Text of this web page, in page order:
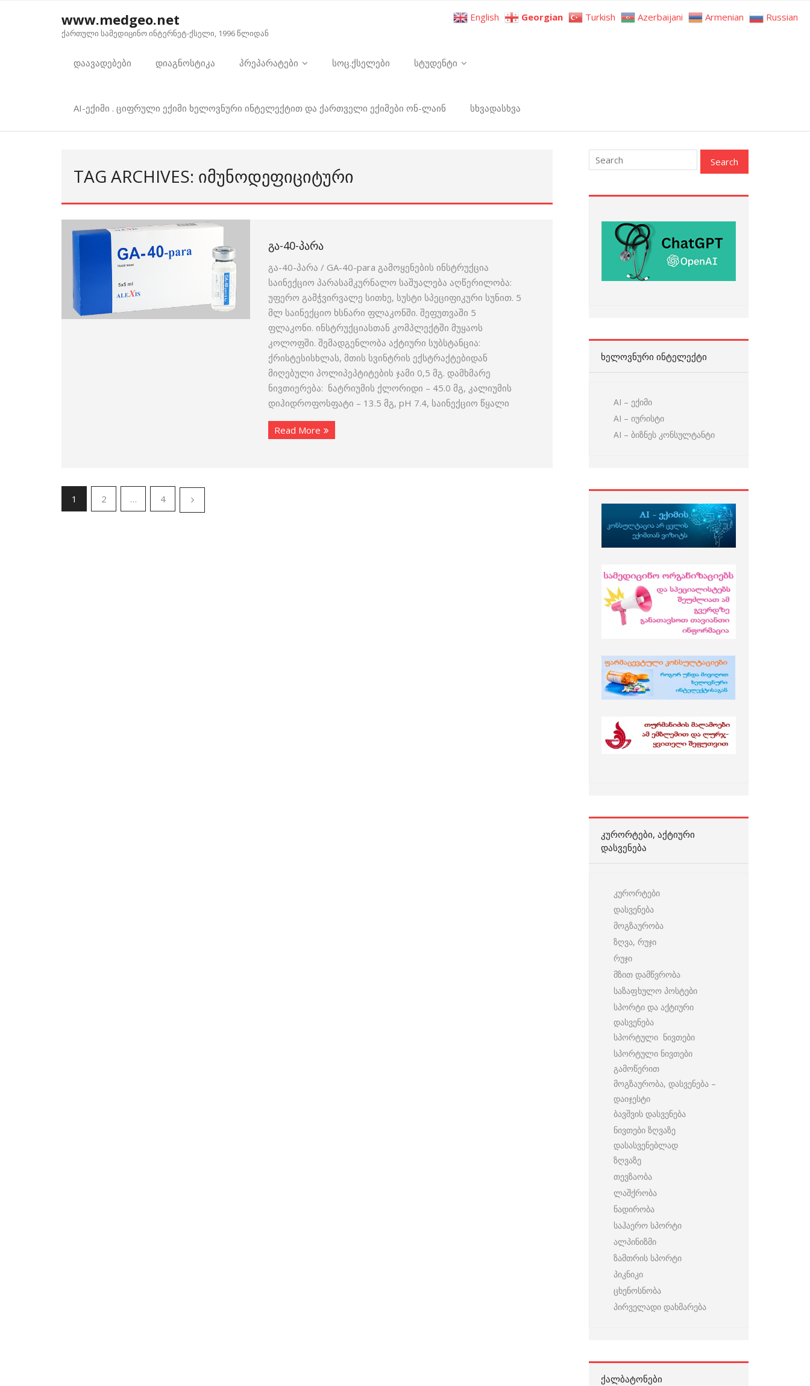
www.medgeo.net
ქართული სამედიცინო ინტერნეტ-ქსელი, 1996 წლიდან
დაავადებები დიაგნოსტიკა პრეპარატები სოც.ქსელები სტუდენტი
AI-ექიმი . ციფრული ექიმი ხელოვნური ინტელექტით და ქართველი ექიმები ონ-ლაინ სხვადასხვა
TAG ARCHIVES: ᲘᲛᲣᲜᲝᲓᲔᲤᲘᲪᲘᲢᲣᲠᲘ
ᲒᲐ-40-ᲞᲐᲠᲐ
გა-40-პარა / GA-40-para გამოყენების ინსტრუქცია
საინექციო პარასამკურნალო საშუალება აღწერილობა:
უფერო გამჭვირვალე სითხე, სუსტი სპეციფიკური სუნით. 5
მლ საინექციო ხსნარი ფლაკონში. შეფუთვაში 5
ფლაკონი. ინსტრუქციასთან კომპლექტში მუყაოს
კოლოფში. შემადგენლობა აქტიური სუბსტანცია:
ქრისტესისხლას, მთის სვინტრის ექსტრაქტებიდან
მიღებული პოლიპეპტიტების ჯამი 0,5 მგ. დამხმარე
ნივთიერება: ნატრიუმის ქლორიდი – 45.0 მგ, კალიუმის
დიჰიდროფოსფატი – 13.5 მგ, pH 7.4, საინექციო წყალი
Read More
1 2 … 4
ᲮᲔᲚᲝᲕᲜᲣᲠᲘ ᲘᲜᲢᲔᲚᲔᲥᲢᲘ
AI – ექიმი
AI – იურისტი
AI – ბიზნეს კონსულტანტი
ᲙᲣᲠᲝᲠᲢᲔᲑᲘ, ᲐᲥᲢᲘᲣᲠᲘ
ᲓᲐᲡᲕᲔᲜᲔᲑᲐ
კურორტები
დასვენება
მოგზაურობა
ზღვა, რუჯი
რუჯი
მზით დამწვრობა
საზაფხულო პოსტები
სპორტი და აქტიური
დასვენება
სპორტული ნივთები
სპორტული ნივთები
გამოწერით
მოგზაურობა, დასვენება –
დაიჯესტი
ბავშვის დასვენება
ნივთები ზღვაზე
დასასვენებლად
ზღვაზე
თევზაობა
ლაშქრობა
ნადირობა
საჰაერო სპორტი
ალპინიზმი
ზამთრის სპორტი
პიკნიკი
ცხენოსნობა
პირველადი დახმარება
ᲥᲐᲚᲑᲐᲢᲝᲜᲔᲑᲘ
English Georgian Turkish Azerbaijani Armenian Russian